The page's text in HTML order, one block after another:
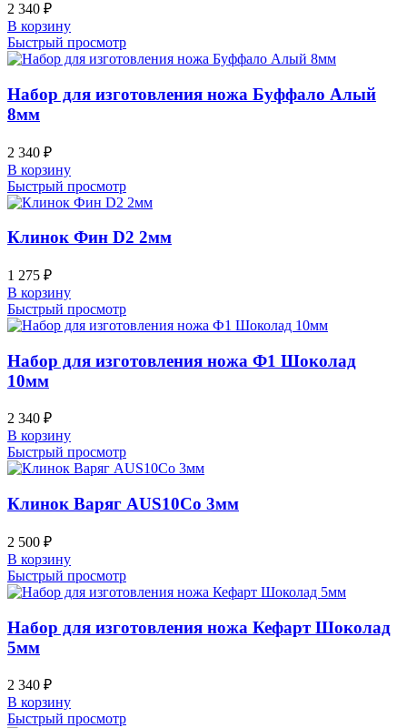
2 340 ₽
В корзину
Быстрый просмотр
Набор для изготовления ножа Буффало Алый
8мм
2 340 ₽
В корзину
Быстрый просмотр
Клинок Фин D2 2мм
1 275 ₽
В корзину
Быстрый просмотр
Набор для изготовления ножа Ф1 Шоколад
10мм
2 340 ₽
В корзину
Быстрый просмотр
Клинок Варяг AUS10Co 3мм
2 500 ₽
В корзину
Быстрый просмотр
Набор для изготовления ножа Кефарт Шоколад
5мм
2 340 ₽
В корзину
Быстрый просмотр